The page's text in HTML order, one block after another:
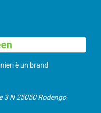
è un brand
3 N 25050 Rodengo